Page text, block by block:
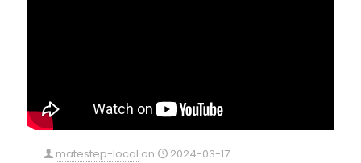
matestep-local on
2024-03-17